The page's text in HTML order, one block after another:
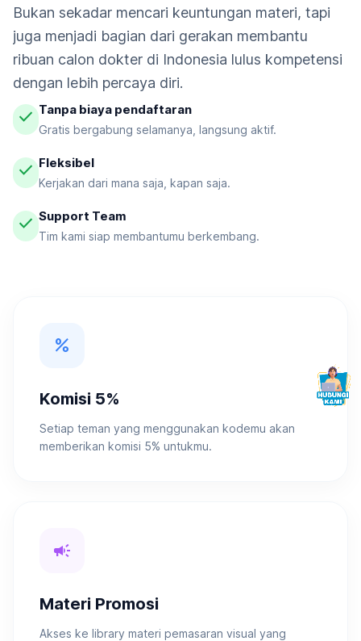
Bukan sekadar mencari keuntungan materi, tapi
juga menjadi bagian dari gerakan membantu
ribuan calon dokter di Indonesia lulus kompetensi
dengan lebih percaya diri.
check Tanpa biaya pendaftaran
Gratis bergabung selamanya, langsung aktif.
check Fleksibel
Kerjakan dari mana saja, kapan saja.
check Support Team
Tim kami siap membantumu berkembang.
percent
Komisi 5%
Setiap teman yang menggunakan kodemu akan
memberikan komisi 5% untukmu.
campaign
Materi Promosi
Akses ke library materi pemasaran visual yang